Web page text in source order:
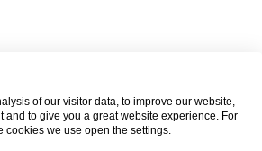
of our visitor data, to improve our website,
and to give you a great website experience. For
cookies we use open the settings.